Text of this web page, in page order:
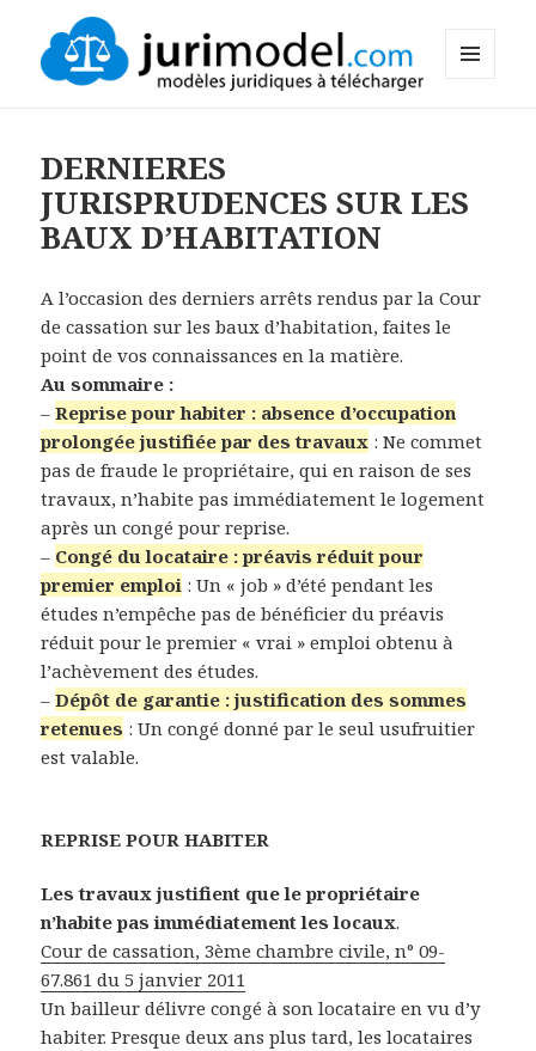
DERNIERES
JURISPRUDENCES SUR LES
BAUX D’HABITATION
A l’occasion des derniers arrêts rendus par la Cour
de cassation sur les baux d’habitation, faites le
point de vos connaissances en la matière.
Au sommaire :
–Reprise pour habiter : absence d’occupation
prolongée justifiée par des travaux : Ne commet
pas de fraude le propriétaire, qui en raison de ses
travaux, n’habite pas immédiatement le logement
après un congé pour reprise.
– Congé du locataire : préavis réduit pour
premier emploi : Un « job » d’été pendant les
études n’empêche pas de bénéficier du préavis
réduit pour le premier « vrai » emploi obtenu à
l’achèvement des études.
–Dépôt de garantie : justification des sommes
retenues : Un congé donné par le seul usufruitier
est valable.
REPRISE POUR HABITER
Les travaux justifient que le propriétaire
n’habite pas immédiatement les locaux.
Cour de cassation, 3ème chambre civile, n° 09-
67.861 du 5 janvier 2011
Un bailleur délivre congé à son locataire en vu d’y
habiter. Presque deux ans plus tard, les locataires